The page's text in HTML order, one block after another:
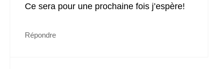
Ce sera pour une prochaine fois j’espère!
Répondre